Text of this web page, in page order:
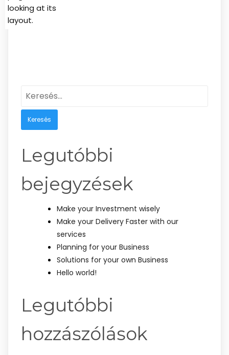
looking at its
layout.
Keresés:
Legutóbbi
bejegyzések
Make your Investment wisely
Make your Delivery Faster with our
services
Planning for your Business
Solutions for your own Business
Hello world!
Legutóbbi
hozzászólások